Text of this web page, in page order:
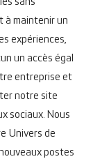
à maintenir un
expériences,
un accès égal
entreprise et
notre site
sociaux. Nous
Univers de
postes